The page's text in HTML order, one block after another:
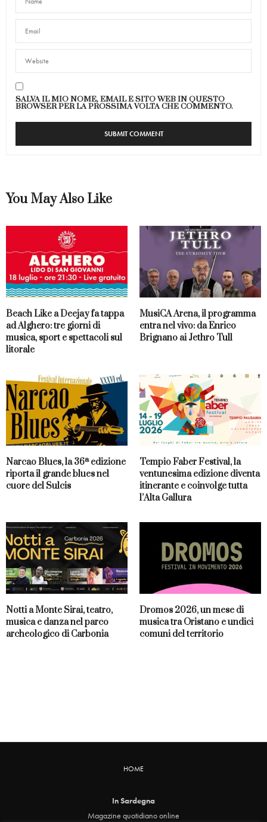
SALVA IL MIO NOME, EMAIL E SITO WEB IN QUESTO
BROWSER PER LA PROSSIMA VOLTA CHE COMMENTO.
You May Also Like
Beach Like a Deejay fa tappa
ad Alghero: tre giorni di
musica, sport e spettacoli sul
litorale
MusiCA Arena, il programma
entra nel vivo: da Enrico
Brignano ai Jethro Tull
Narcao Blues, la 36ª edizione
riporta il grande blues nel
cuore del Sulcis
Tempio Faber Festival, la
ventunesima edizione diventa
itinerante e coinvolge tutta
l’Alta Gallura
Notti a Monte Sirai, teatro,
musica e danza nel parco
archeologico di Carbonia
Dromos 2026, un mese di
musica tra Oristano e undici
comuni del territorio
HOME
In Sardegna
Magazine quotidiano online